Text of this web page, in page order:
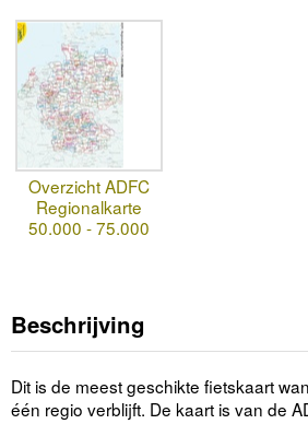
Overzicht ADFC
Regionalkarte
50.000 - 75.000
Beschrijving
Dit is de meest geschikte fietskaart
één regio verblijft. De kaart is van de